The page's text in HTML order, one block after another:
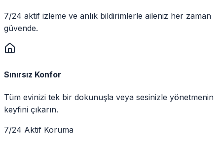
7/24 aktif izleme ve anlık bildirimlerle aileniz her zaman
güvende.
Sınırsız Konfor
Tüm evinizi tek bir dokunuşla veya sesinizle yönetmenin
keyfini çıkarın.
7/24 Aktif Koruma